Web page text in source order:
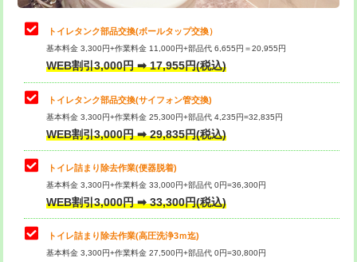
トイレタンク部品交換(ボールタップ交換）
基本料金 3,300円+作業料金 11,000円+部品代 6,655円＝20,955円
WEB割引3,000円 ➡ 17,955円(税込)
トイレタンク部品交換(サイフォン管交換)
基本料金 3,300円+作業料金 25,300円+部品代 4,235円=32,835円
WEB割引3,000円 ➡ 29,835円(税込)
トイレ詰まり除去作業(便器脱着)
基本料金 3,300円+作業料金 33,000円+部品代 0円=36,300円
WEB割引3,000円 ➡ 33,300円(税込)
トイレ詰まり除去作業(高圧洗浄3ｍ迄)
基本料金 3,300円+作業料金 27,500円+部品代 0円=30,800円